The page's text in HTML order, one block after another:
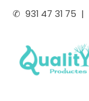
✆ 931 47 31 75 |